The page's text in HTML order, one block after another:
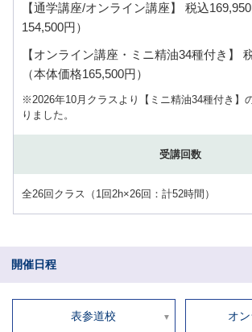
【通学講座/オンライン講座】 税込
154,500円）
【オンライン講座・ミニ精油34種付き】
（本体価格165,500円）
※2026年10月クラスより【ミニ精油34種付き】
りました。
受講回数
全26回クラス（1回2h×26回：計52時間）
開催日程
表参道校 オ